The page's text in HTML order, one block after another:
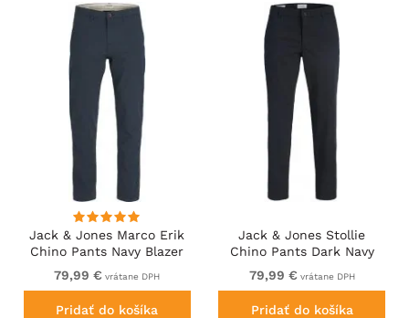
Jack & Jones Marco Erik
Chino Pants Navy Blazer
79,99 € vrátane DPH
Pridať do košíka
Jack & Jones Stollie
Chino Pants Dark Navy
79,99 € vrátane DPH
Pridať do košíka